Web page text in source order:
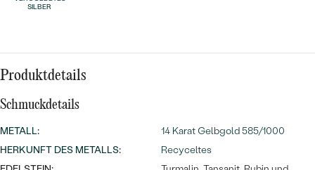
NACH DER FARBE
MASSGEFERTIGTER
DIAMANTEN
Ohrrinnge
Personalisierte
Halsketten
Ringe
ANSEHEN
SILBER
Produktdetails
Schmuckdetails
METALL:
14 Karat Gelbgold 585/1000
HERKUNFT DES METALLS:
Recyceltes